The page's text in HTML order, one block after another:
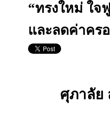
“ทรงใหม่ ใจ
และลดค่าคร
ศุภาลัย